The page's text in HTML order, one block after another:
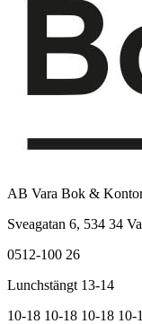
AB Vara Bok &
Sveagatan 6, 534 34
0512-100 26
Lunchstängt 13-14
10-18 10-18 10-18 10-